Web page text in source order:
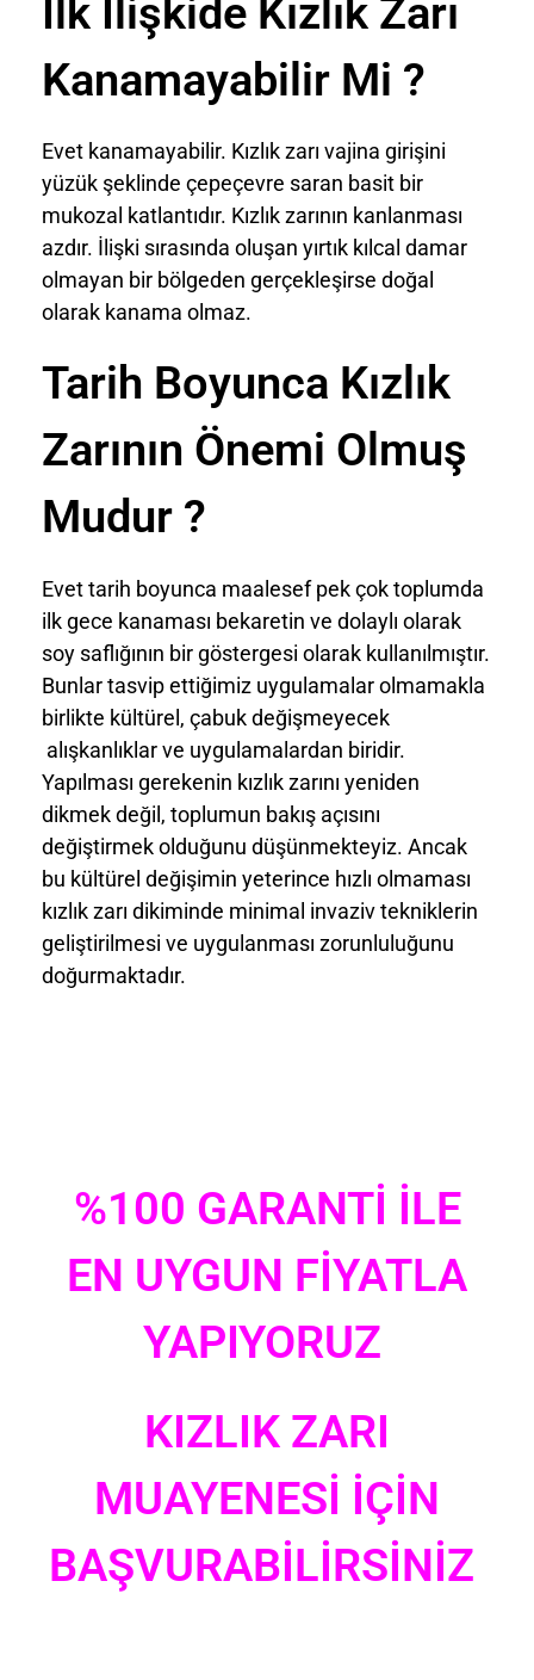
İlk İlişkide Kızlık Zarı
Kanamayabilir Mi ?
Evet kanamayabilir. Kızlık zarı vajina girişini
yüzük şeklinde çepeçevre saran basit bir
mukozal katlantıdır. Kızlık zarının kanlanması
azdır. İlişki sırasında oluşan yırtık kılcal damar
olmayan bir bölgeden gerçekleşirse doğal
olarak kanama olmaz.
Tarih Boyunca Kızlık
Zarının Önemi Olmuş
Mudur ?
Evet tarih boyunca maalesef pek çok toplumda
ilk gece kanaması bekaretin ve dolaylı olarak
soy saflığının bir göstergesi olarak kullanılmıştır.
Bunlar tasvip ettiğimiz uygulamalar olmamakla
birlikte kültürel, çabuk değişmeyecek
alışkanlıklar ve uygulamalardan biridir.
Yapılması gerekenin kızlık zarını yeniden
dikmek değil, toplumun bakış açısını
değiştirmek olduğunu düşünmekteyiz. Ancak
bu kültürel değişimin yeterince hızlı olmaması
kızlık zarı dikiminde minimal invaziv tekniklerin
geliştirilmesi ve uygulanması zorunluluğunu
doğurmaktadır.
%100 GARANTİ İLE
EN UYGUN FİYATLA
YAPIYORUZ
KIZLIK ZARI
MUAYENESİ İÇİN
BAŞVURABİLİRSİNİZ